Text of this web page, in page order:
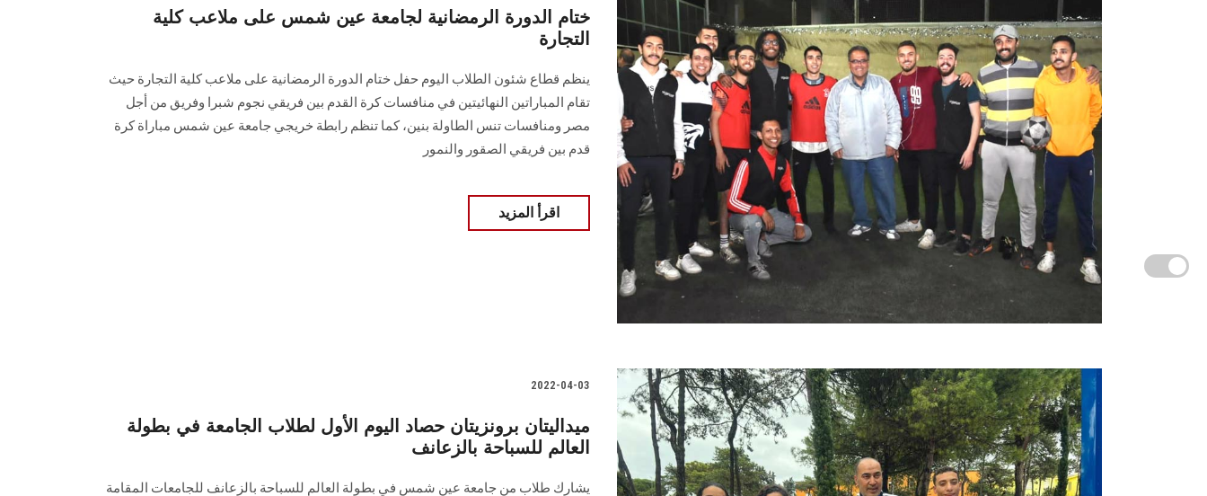
ختام الدورة الرمضانية لجامعة عين شمس على ملاعب كلية
التجارة
ينظم قطاع شئون الطلاب اليوم حفل ختام الدورة الرمضانية على ملاعب كلية التجارة حيث
تقام المباراتين النهائيتين في منافسات كرة القدم بين فريقي نجوم شبرا وفريق من أجل
مصر ومنافسات تنس الطاولة بنين، كما تنظم رابطة خريجي جامعة عين شمس مباراة كرة
قدم بين فريقي الصقور والنمور
اقرأ المزيد
2022-04-03
ميداليتان برونزيتان حصاد اليوم الأول لطلاب الجامعة في بطولة
العالم للسباحة بالزعانف
يشارك طلاب من جامعة عين شمس في بطولة العالم للسباحة بالزعانف للجامعات المقامة